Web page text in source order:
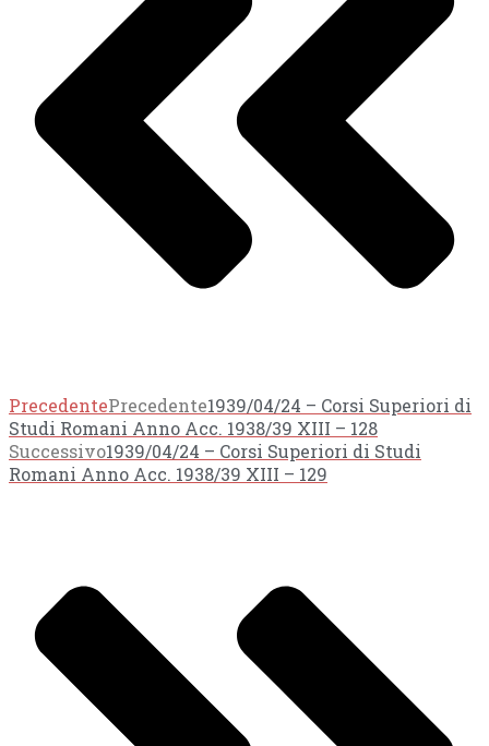
PrecedentePrecedente1939/04/24 – Corsi Superiori di
Studi Romani Anno Acc. 1938/39 XIII – 128
Successivo1939/04/24 – Corsi Superiori di Studi
Romani Anno Acc. 1938/39 XIII – 129